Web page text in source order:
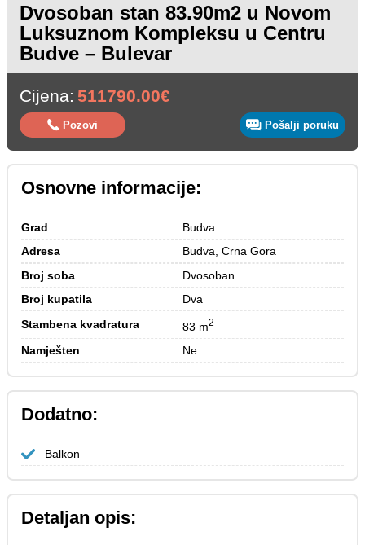
Dvosoban stan 83.90m2 u Novom
Luksuznom Kompleksu u Centru
Budve – Bulevar
Cijena: 511790.00€
Pozovi Pošalji poruku
Osnovne informacije:
Grad
Budva
Adresa
Budva, Crna Gora
Broj soba
Dvosoban
Broj kupatila
Dva
Stambena kvadratura
83 m2
Namješten Ne
Dodatno:
Balkon
Detaljan opis: